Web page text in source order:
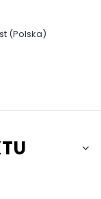
(Polska)